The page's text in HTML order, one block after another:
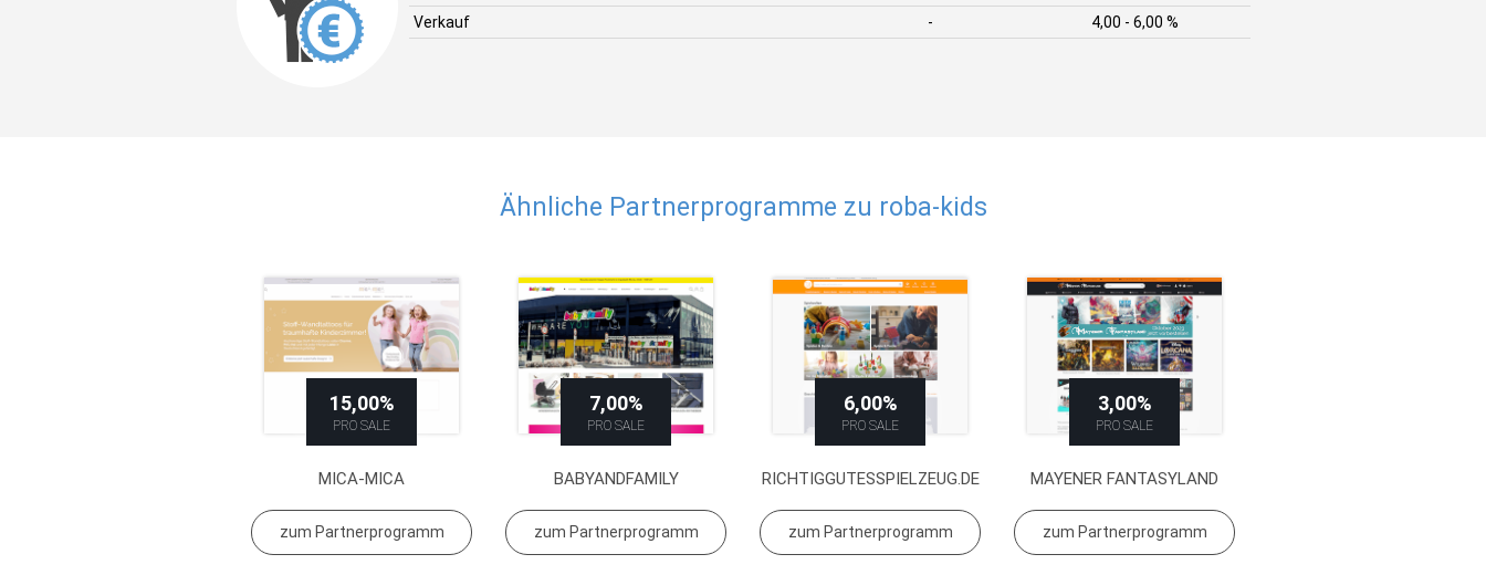
Verkauf
- 4,00 - 6,00 %
Ähnliche Partnerprogramme zu roba-kids
15,00%
PRO SALE
MICA-MICA
zum Partnerprogramm
7,00%
PRO SALE
BABYANDFAMILY
zum Partnerprogramm
6,00%
PRO SALE
RICHTIGGUTESSPIELZEUG.DE
zum Partnerprogramm
3,00%
PRO SALE
MAYENER FANTASYLAND
zum Partnerprogramm